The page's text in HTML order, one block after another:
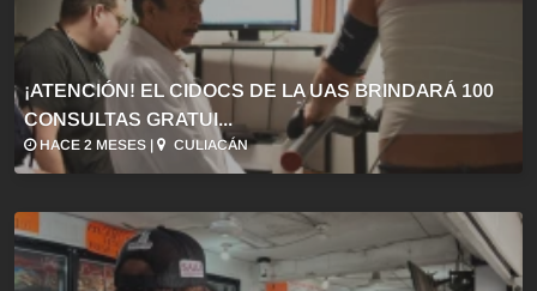
¡ATENCIÓN! EL CIDOCS DE LA UAS BRINDARÁ 100
CONSULTAS GRATUI...
HACE 2 MESES | CULIACÁN